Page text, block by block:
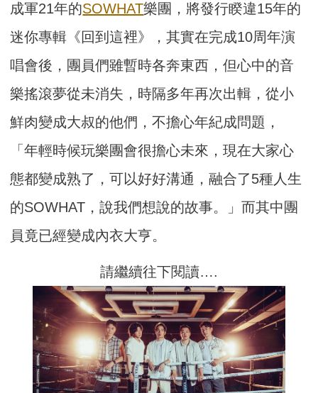
成軍21年的SOWHAT樂團，將發行睽違15年的
迷你專輯《回到這裡》，其實在完成10周年演
唱會後，團員們雖暫時各奔東西，但心中的音
樂搖滾夢從未消失，時隔多年再次出輯，從小
鮮肉變成大叔的他們，不擔心年紀成問題，
「年輕時候玩樂團會很擔心未來，現在大家心
態都變成熟了，可以好好溝通，融合了5種人生
的SOWHAT，說我們想說的故事。」而其中團
員竟已經變成內衣大亨。
請繼續往下閱讀….